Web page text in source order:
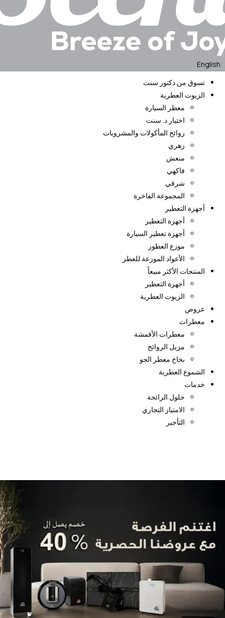
English
تسوق من دكتور سنت
الزيوت العطرية
معطر السيارة
اختيار د. سنت
روائح المأكولات والمشروبات
زهري
منعش
فاكهي
شرقي
المجموعة الفاخرة
أجهزة التعطير
أجهزة التعطير
أجهزة تعطير السيارة
موزع العطور
الأعواد الموزعة للعطر
المنتجات الأكثر مبيعاً
أجهزة التعطير
الزيوت العطرية
عروض
معطرات
معطرات الأقمشة
مزيل الروائح
بخاخ معطر الجو
الشموع العطرية
خدمات
حلول الرائحة
الامتياز التجاري
التأجير